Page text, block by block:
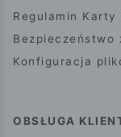
Regulamin Karty
Bezpieczeństwo
Konfiguracja
OBSŁUGA